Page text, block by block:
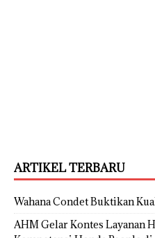
ARTIKEL TERBARU
Wahana Condet Buktikan
AHM Gelar Kontes Layanan